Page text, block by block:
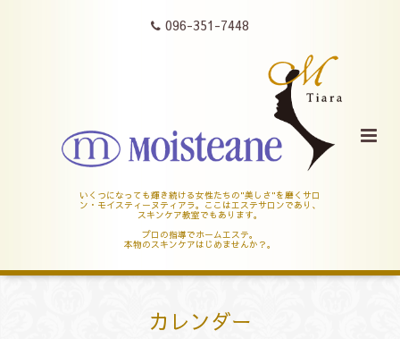
096-351-7448
いくつになっても輝き続ける女性たちの"美しさ"を磨くサロ
ン・モイスティーヌティアラ。ここはエステサロンであり、
スキンケア教室でもあります。
プロの指導でホームエステ。
本物のスキンケアはじめませんか？。
カレンダー